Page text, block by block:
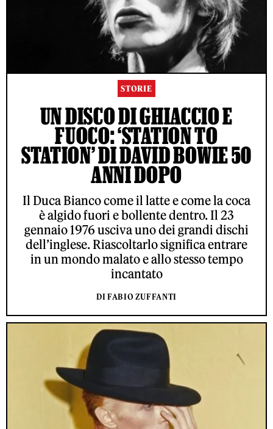
STORIE
UN DISCO DI GHIACCIO E
FUOCO: ‘STATION TO
STATION’ DI DAVID BOWIE 50
ANNI DOPO
Il Duca Bianco come il latte e come la coca
è algido fuori e bollente dentro. Il 23
gennaio 1976 usciva uno dei grandi dischi
dell’inglese. Riascoltarlo significa entrare
in un mondo malato e allo stesso tempo
incantato
DI FABIO ZUFFANTI